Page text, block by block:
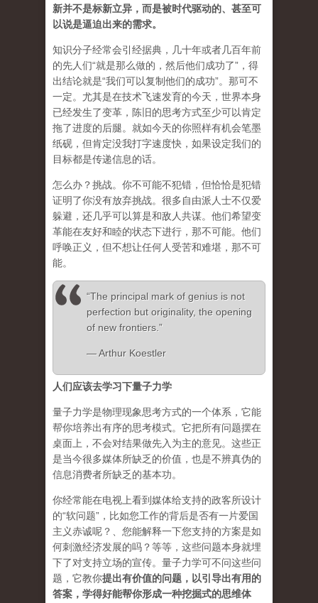
新并不是标新立异，而是被时代驱动的、甚至可
以说是逼迫出来的需求。
知识分子经常会引经据典，几十年或者几百年前
的先人们“就是那么做的，然后他们成功了”，得
出结论就是“我们可以复制他们的成功”。那可不
一定。尤其是在技术飞速发育的今天，世界本身
已经发生了变革，陈旧的思考方式至少可以肯定
拖了进度的后腿。就如今天的你照样有机会笔墨
纸砚，但肯定没我打字速度快，如果设定我们的
目标都是传递信息的话。
怎么办？挑战。你不可能不犯错，但恰恰是犯错
证明了你没有放弃挑战。很多自由派人士不仅爱
躲避，还几乎可以算是和敌人共谋。他们希望变
革能在友好和睦的状态下进行，那不可能。他们
呼唤正义，但不想让任何人受苦和难堪，那不可
能。
“The principal mark of genius is not
perfection but originality, the opening
of new frontiers.”
― Arthur Koestler
人们应该去学习下量子力学
量子力学是物理现象思考方式的一个体系，它能
帮你培养出有序的思考模式。它把所有问题摆在
桌面上，不会对结果做先入为主的意见。这些正
是当今很多媒体所缺乏的价值，也是不辨真伪的
信息消费者所缺乏的基本功。
你经常能在电视上看到媒体给支持的政客所设计
的“软问题”，比如您工作的背后是否有一片爱国
主义赤诚呢？、您能解释一下您支持的方案是如
何刺激经济发展的吗？等等，这些问题本身就埋
下了对支持立场的宣传。量子力学可不问这些问
题，它教你提出有价值的问题，以引导出有用的
答案，学得好能帮你形成一种挖掘式的思维体